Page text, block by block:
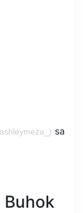
sa
Buhok